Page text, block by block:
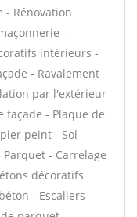
- Rénovation
-
intérieurs -
- Ravalement
par l'extérieur
façade - Plaque de
peint - Sol
Parquet - Carrelage
décoratifs
- Escaliers